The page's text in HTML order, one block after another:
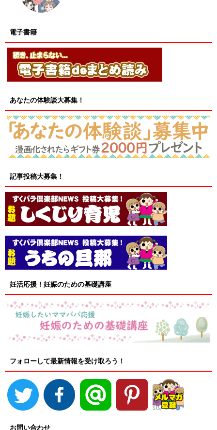
電子書籍
あなたの体験談大募集！
記事投稿大募集！
妊活応援！妊娠のための基礎講座
フォローして最新情報を受け取ろう！
お問い合わせ